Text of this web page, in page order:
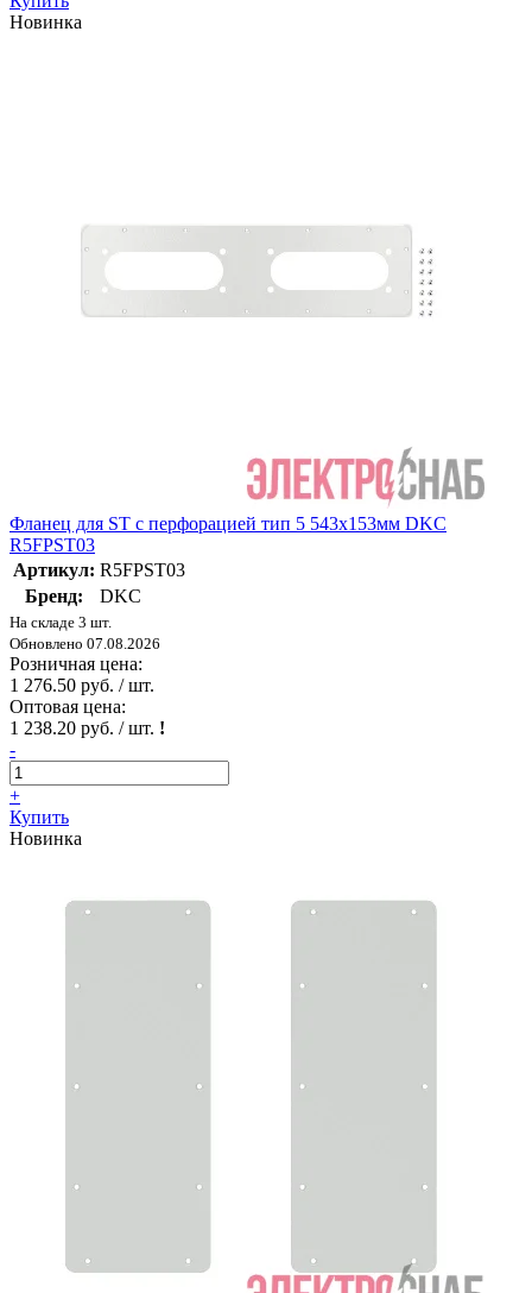
Новинка
Фланец для ST с перфорацией тип 5 543х153мм DKC
R5FPST03
Артикул: R5FPST03
Бренд:
DKC
На складе 3 шт.
Обновлено 07.08.2026
Розничная цена:
1 276.50 руб. / шт.
Оптовая цена:
1 238.20 руб. / шт. !
-
+
Купить
Новинка